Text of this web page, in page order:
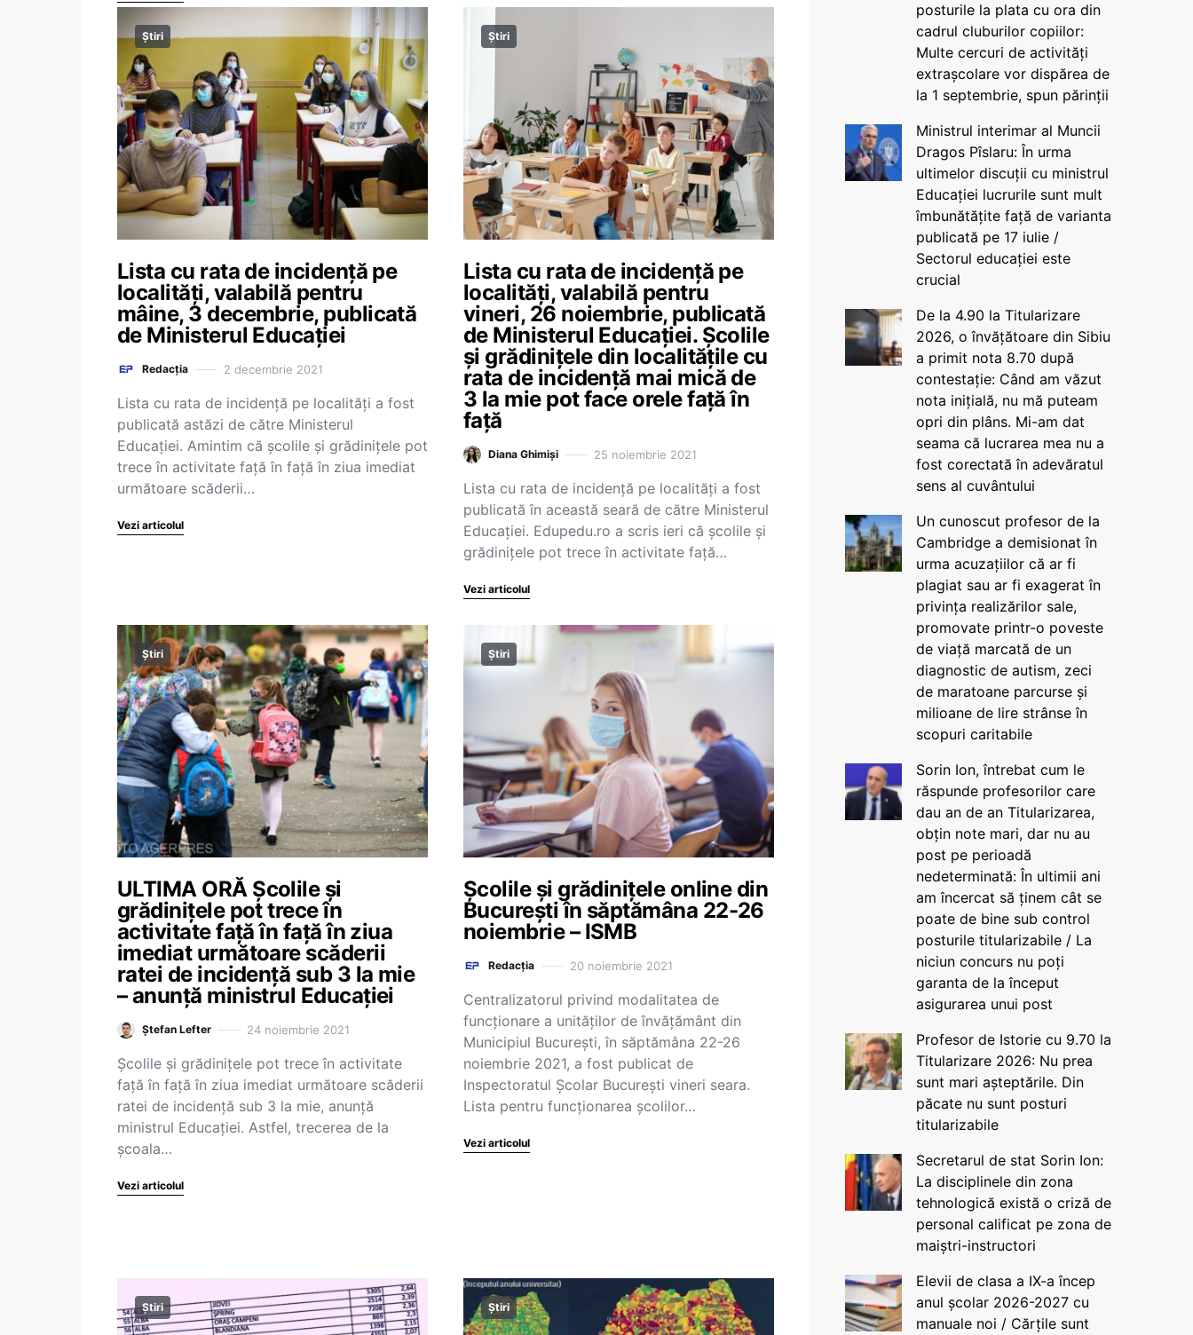
Știri
Lista cu rata de incidență pe
localități, valabilă pentru
mâine, 3 decembrie, publicată
de Ministerul Educației
Redacția 2 decembrie 2021
Lista cu rata de incidență pe localități a fost
publicată astăzi de către Ministerul
Educației. Amintim că școlile și grădinițele pot
trece în activitate față în față în ziua imediat
următoare scăderii…
Vezi articolul
Știri
Lista cu rata de incidență pe
localități, valabilă pentru
vineri, 26 noiembrie, publicată
de Ministerul Educației. Școlile
și grădinițele din localitățile cu
rata de incidență mai mică de
3 la mie pot face orele față în
față
Diana Ghimiși 25 noiembrie 2021
Lista cu rata de incidență pe localități a fost
publicată în această seară de către Ministerul
Educației. Edupedu.ro a scris ieri că școlile și
grădinițele pot trece în activitate față…
Vezi articolul
Știri
ULTIMA ORĂ Școlile și
grădinițele pot trece în
activitate față în față în ziua
imediat următoare scăderii
ratei de incidență sub 3 la mie
– anunță ministrul Educației
Ștefan Lefter 24 noiembrie 2021
Școlile și grădinițele pot trece în activitate
față în față în ziua imediat următoare scăderii
ratei de incidență sub 3 la mie, anunță
ministrul Educației. Astfel, trecerea de la
școala…
Vezi articolul
Știri
Școlile și grădinițele online din
București în săptămâna 22-26
noiembrie – ISMB
Redacția 20 noiembrie 2021
Centralizatorul privind modalitatea de
funcționare a unităților de învățământ din
Municipiul București, în săptămâna 22-26
noiembrie 2021, a fost publicat de
Inspectoratul Școlar București vineri seara.
Lista pentru funcționarea școlilor…
Vezi articolul
Știri Știri
posturile la plata cu ora din
cadrul cluburilor copiilor:
Multe cercuri de activități
extrașcolare vor dispărea de
la 1 septembrie, spun părinții
Ministrul interimar al Muncii
Dragos Pîslaru: În urma
ultimelor discuții cu ministrul
Educației lucrurile sunt mult
îmbunătățite față de varianta
publicată pe 17 iulie /
Sectorul educației este
crucial
De la 4.90 la Titularizare
2026, o învățătoare din Sibiu
a primit nota 8.70 după
contestație: Când am văzut
nota inițială, nu mă puteam
opri din plâns. Mi-am dat
seama că lucrarea mea nu a
fost corectată în adevăratul
sens al cuvântului
Un cunoscut profesor de la
Cambridge a demisionat în
urma acuzațiilor că ar fi
plagiat sau ar fi exagerat în
privința realizărilor sale,
promovate printr-o poveste
de viață marcată de un
diagnostic de autism, zeci
de maratoane parcurse și
milioane de lire strânse în
scopuri caritabile
Sorin Ion, întrebat cum le
răspunde profesorilor care
dau an de an Titularizarea,
obțin note mari, dar nu au
post pe perioadă
nedeterminată: În ultimii ani
am încercat să ținem cât se
poate de bine sub control
posturile titularizabile / La
niciun concurs nu poți
garanta de la început
asigurarea unui post
Profesor de Istorie cu 9.70 la
Titularizare 2026: Nu prea
sunt mari așteptările. Din
păcate nu sunt posturi
titularizabile
Secretarul de stat Sorin Ion:
La disciplinele din zona
tehnologică există o criză de
personal calificat pe zona de
maiștri-instructori
Elevii de clasa a IX-a încep
anul școlar 2026-2027 cu
manuale noi / Cărțile sunt